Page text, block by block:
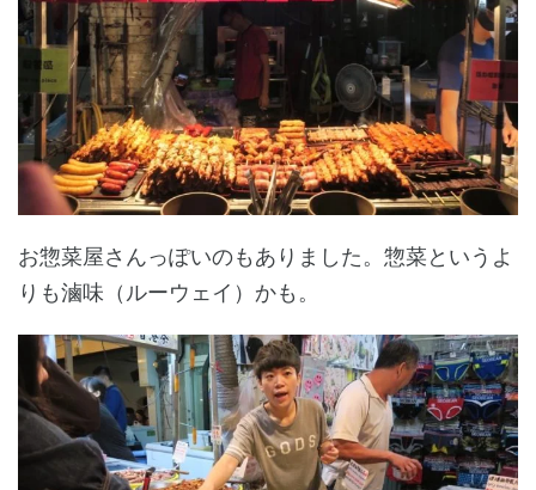
お惣菜屋さんっぽいのもありました。惣菜というよ
りも滷味（ルーウェイ）かも。